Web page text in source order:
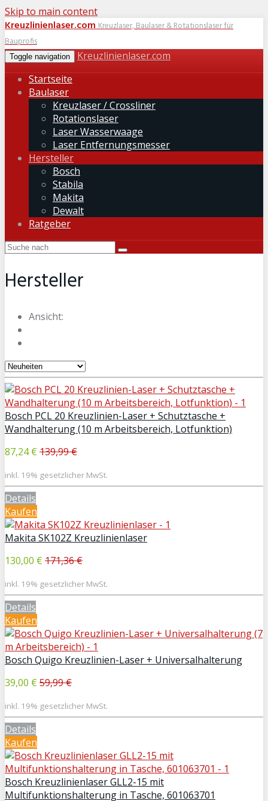
Skip to main content
Kreuzlinienlaser.comKreuzlaser, Baulaser & Rotationslaser für
Bauprofis
Toggle navigation
Kreuzlinienlaser.com
Startseite
Baulaser
Kreuzlaser / Crossliner
Rotationslaser
Laser Wasserwaage
Laser Entfernungsmesser
Hersteller
Bosch
Stabila
Makita
Dewalt
Ratgeber
Hersteller
Ansicht:
Bosch PCL 20 Kreuzlinien-Laser + Schutztasche +
Wandhalterung (10 m Arbeitsbereich, Lotfunktion)
87,24 € 139,99 €
inkl. 19% gesetzlicher MwSt.
Details
Kaufen
Makita SK102Z Kreuzlinienlaser
130,00 € 171,36 €
inkl. 19% gesetzlicher MwSt.
Details
Kaufen
Bosch Quigo Kreuzlinien-Laser + Universalhalterung
39,00 € 59,99 €
inkl. 19% gesetzlicher MwSt.
Details
Kaufen
Bosch Kreuzlinienlaser GLL2-15 mit
Multifunktionshalterung in Tasche, 601063701